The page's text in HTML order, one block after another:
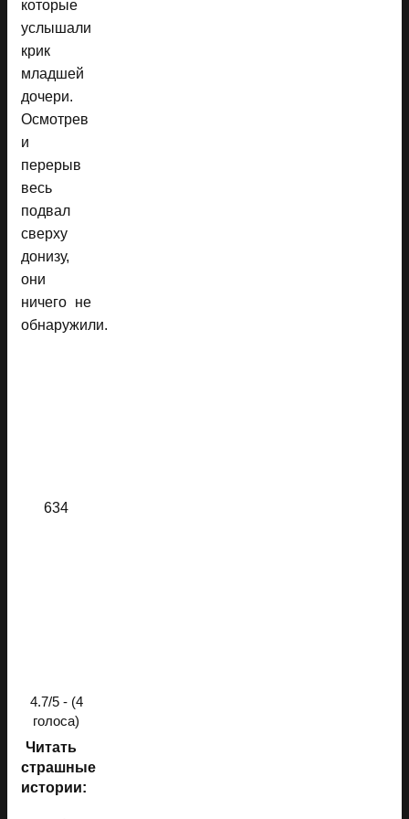
которые
услышали
крик
младшей
дочери.
Осмотрев
и
перерыв
весь
подвал
сверху
донизу,
они
ничего не
обнаружили.
634
4.7/5 - (4
голоса)
Читать
страшные
истории: